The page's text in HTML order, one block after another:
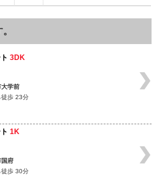
3DK
大学前
徒歩 23分
1K
国府
徒歩 30分